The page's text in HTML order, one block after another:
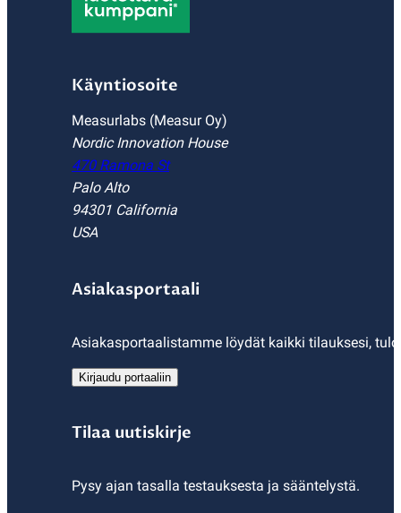
Käyntiosoite
Measurlabs (Measur Oy)
Nordic Innovation House
470 Ramona St
Palo Alto
94301 California
USA
Asiakasportaali
Asiakasportaalistamme löydät kaikki tilauksesi,
Kirjaudu portaaliin
Tilaa uutiskirje
Pysy ajan tasalla testauksesta ja sääntelystä.